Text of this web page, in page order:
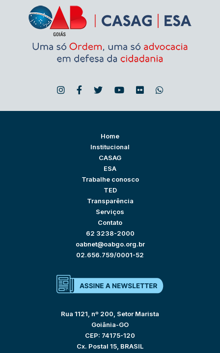
Home
Institucional
CASAG
ESA
Trabalhe conosco
TED
Transparência
Serviços
Contato
62 3238-2000
oabnet@oabgo.org.br
02.656.759/0001-52
Rua 1121, nº 200, Setor Marista
Goiânia-GO
CEP: 74175-120
Cx. Postal 15, BRASIL